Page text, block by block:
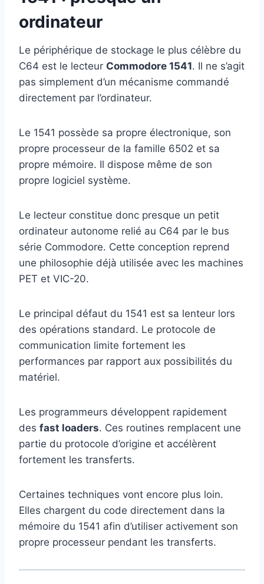
ordinateur
Le périphérique de stockage le plus célèbre du
C64 est le lecteur Commodore 1541. Il ne s’agit
pas simplement d’un mécanisme commandé
directement par l’ordinateur.
Le 1541 possède sa propre électronique, son
propre processeur de la famille 6502 et sa
propre mémoire. Il dispose même de son
propre logiciel système.
Le lecteur constitue donc presque un petit
ordinateur autonome relié au C64 par le bus
série Commodore. Cette conception reprend
une philosophie déjà utilisée avec les machines
PET et VIC-20.
Le principal défaut du 1541 est sa lenteur lors
des opérations standard. Le protocole de
communication limite fortement les
performances par rapport aux possibilités du
matériel.
Les programmeurs développent rapidement
des fast loaders. Ces routines remplacent une
partie du protocole d’origine et accélèrent
fortement les transferts.
Certaines techniques vont encore plus loin.
Elles chargent du code directement dans la
mémoire du 1541 afin d’utiliser activement son
propre processeur pendant les transferts.